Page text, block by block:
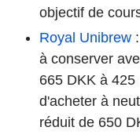
objectif de
Royal Unibrew
à conserver
665 DKK à
d'acheter à
réduit de 650